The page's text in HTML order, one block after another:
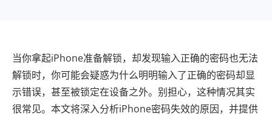
当你拿起iPhone准备解锁，却发现输入正确的密码也无法
解锁时，你可能会疑惑为什么明明输入了正确的密码却显
示错误，甚至被锁定在设备之外。别担心，这种情况其实
很常见。本文将深入分析iPhone密码失效的原因，并提供